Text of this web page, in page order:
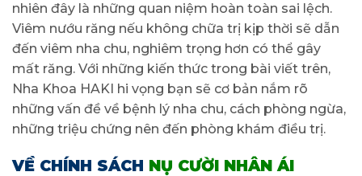
nhiên đây là những quan niệm hoàn toàn sai lệch.
Viêm nướu răng nếu không chữa trị kịp thời sẽ dẫn
đến viêm nha chu, nghiêm trọng hơn có thể gây
mất răng. Với những kiến thức trong bài viết trên,
Nha Khoa HAKI hi vọng bạn sẽ cơ bản nắm rõ
những vấn đề về bệnh lý nha chu, cách phòng ngừa,
những triệu chứng nên đến phòng khám điều trị.
VỀ CHÍNH SÁCH NỤ CƯỜI NHÂN ÁI